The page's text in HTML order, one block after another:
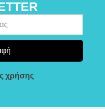
χρήσης